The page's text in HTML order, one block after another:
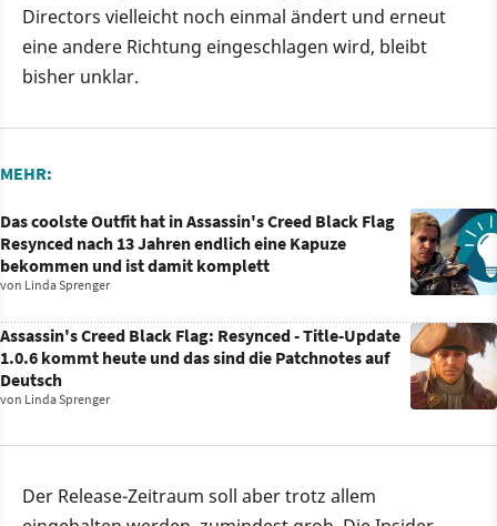
Directors vielleicht noch einmal ändert und erneut
eine andere Richtung eingeschlagen wird, bleibt
bisher unklar.
MEHR:
Das coolste Outfit hat in Assassin's Creed Black Flag
Resynced nach 13 Jahren endlich eine Kapuze
bekommen und ist damit komplett
von Linda Sprenger
Assassin's Creed Black Flag: Resynced - Title-Update
1.0.6 kommt heute und das sind die Patchnotes auf
Deutsch
von Linda Sprenger
Der Release-Zeitraum soll aber trotz allem